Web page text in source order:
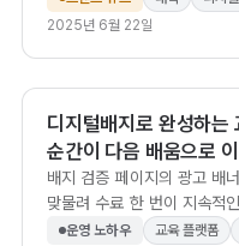
2025년 6월 22일
디지털배지로 완성하는
순간이 다음 배움으로
배지 검증 페이지의 광고 배
맞물려 수료 한 번이 지속적
운영 노하우 교육 플랫폼